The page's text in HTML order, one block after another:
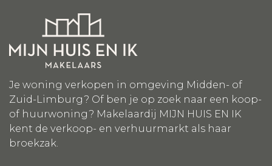
Je woning verkopen in omgeving Midden- of
Zuid-Limburg? Of ben je op zoek naar een koop-
of huurwoning? Makelaardij MIJN HUIS EN IK
kent de verkoop- en verhuurmarkt als haar
broekzak.